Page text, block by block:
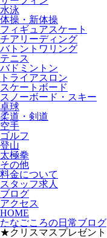
水泳
体操・新体操
フィギュアスケート
チアリーディング
バトントワリング
テニス
バドミントン
トライアスロン
スケートボード
スノーボード・スキー
卓球
柔道・剣道
空手
ゴルフ
登山
太極拳
その他
料金について
スタッフ求人
ブログ
アクセス
HOME
たなごころの日常ブログ
★クリスマスプレゼント